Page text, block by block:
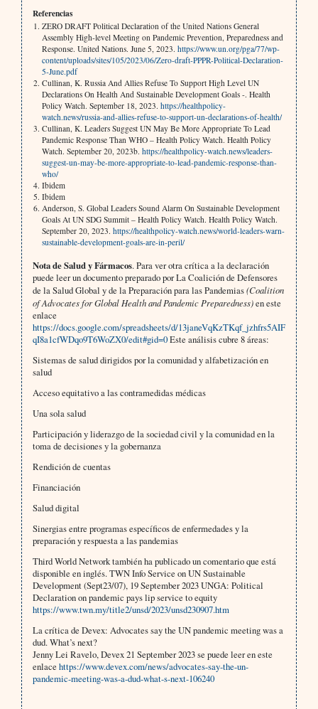
Referencias
ZERO DRAFT Political Declaration of the United Nations General
Assembly High-level Meeting on Pandemic Prevention, Preparedness and
Response. United Nations. June 5, 2023. https://www.un.org/pga/77/wp-
content/uploads/sites/105/2023/06/Zero-draft-PPPR-Political-Declaration-
5-June.pdf
Cullinan, K. Russia And Allies Refuse To Support High Level UN
Declarations On Health And Sustainable Development Goals -. Health
Policy Watch. September 18, 2023. https://healthpolicy-
watch.news/russia-and-allies-refuse-to-support-un-declarations-of-health/
Cullinan, K. Leaders Suggest UN May Be More Appropriate To Lead
Pandemic Response Than WHO – Health Policy Watch. Health Policy
Watch. September 20, 2023b. https://healthpolicy-watch.news/leaders-
suggest-un-may-be-more-appropriate-to-lead-pandemic-response-than-
who/
Ibidem
Ibidem
Anderson, S. Global Leaders Sound Alarm On Sustainable Development
Goals At UN SDG Summit – Health Policy Watch. Health Policy Watch.
September 20, 2023. https://healthpolicy-watch.news/world-leaders-warn-
sustainable-development-goals-are-in-peril/
Nota de Salud y Fármacos. Para ver otra crítica a la declaración
puede leer un documento preparado por La Coalición de Defensores
de la Salud Global y de la Preparación para las Pandemias(Coalition
of Advocates for Global Health and Pandemic Preparedness)en este
enlace
https://docs.google.com/spreadsheets/d/13janeVqKzTKqf_jzhfrs5AIF
qI8a1cfWDqo9T6WoZX0/edit#gid=0Este análisis cubre 8 áreas:
Sistemas de salud dirigidos por la comunidad y alfabetización en
salud
Acceso equitativo a las contramedidas médicas
Una sola salud
Participación y liderazgo de la sociedad civil y la comunidad en la
toma de decisiones y la gobernanza
Rendición de cuentas
Financiación
Salud digital
Sinergias entre programas específicos de enfermedades y la
preparación y respuesta a las pandemias
Third World Network también ha publicado un comentario que está
disponible en inglés. TWN Info Service on UN Sustainable
Development (Sept23/07), 19 September 2023 UNGA: Political
Declaration on pandemic pays lip service to equity
https://www.twn.my/title2/unsd/2023/unsd230907.htm
La crítica de Devex: Advocates say the UN pandemic meeting was a
dud. What’s next?
Jenny Lei Ravelo, Devex 21 September 2023 se puede leer en este
enlace https://www.devex.com/news/advocates-say-the-un-
pandemic-meeting-was-a-dud-what-s-next-106240